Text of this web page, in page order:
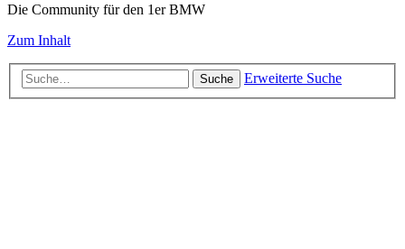
Die Community für den 1er BMW
Zum Inhalt
Suche Erweiterte Suche